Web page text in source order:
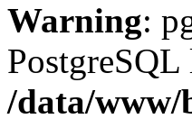
Warning:
/data/www/